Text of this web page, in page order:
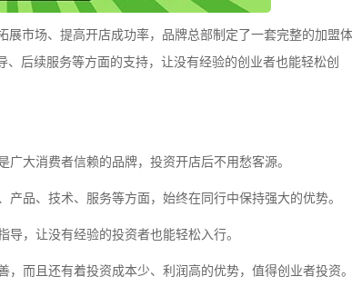
场、提高开店成功率，品牌总部制定了一套完整的加盟体
后续服务等方面的支持，让没有经验的创业者也能轻松创
大消费者信赖的品牌，投资开店后不用愁客源。
品、技术、服务等方面，始终在同行中保持强大的优势。
，让没有经验的投资者也能轻松入行。
而且还有着投资成本少、利润高的优势，值得创业者投资